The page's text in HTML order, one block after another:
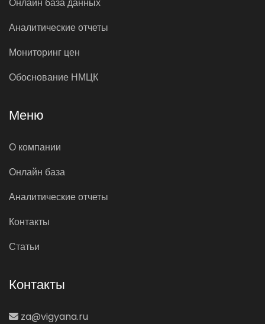
Аналитические отчеты
Мониторинг цен
Обоснование НМЦК
Меню
О компании
Онлайн база
Аналитические отчеты
Контакты
Статьи
Контакты
za@vigyana.ru